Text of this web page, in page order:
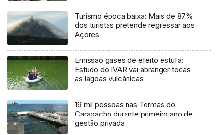
Turismo época baixa: Mais de 87%
dos turistas pretende regressar aos
Açores
Emissão gases de efeito estufa:
Estudo do IVAR vai abranger todas
as lagoas vulcânicas
19 mil pessoas nas Termas do
Carapacho durante primeiro ano de
gestão privada